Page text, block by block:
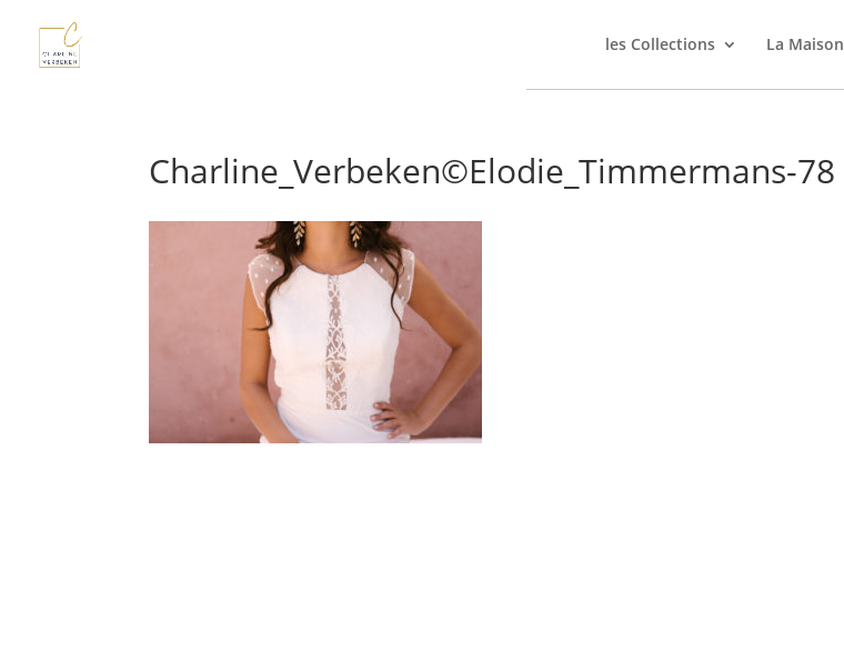
les Collections La Maison
Charline_Verbeken©Elodie_Timmermans-78